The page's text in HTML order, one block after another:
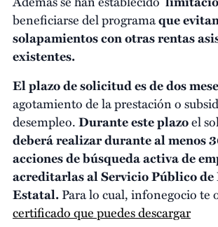
beneficiarse del programaque
solapamientos con otras rentas
existentes.
El plazo de solicitud es de dos
agotamiento de la prestación o
desempleo.Durante este plazoel
deberá realizar durante al menos
acciones de búsqueda activa de
acreditarlas al Servicio Público de
Estatal.Para lo cual, infonegocio te
certificado que puedes descargar